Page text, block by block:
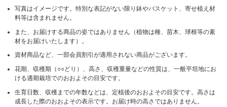
写真はイメージです。特別な表記がない限り鉢やバスケット、寄せ植え材
料等は含まれません。
また、お届けする商品の姿ではありません（植物は種、苗木、球根等の素
材をお届けいたします）。
資材商品など、一部会員割引が適用されない商品がございます。
花期、収穫期（○○どり）、高さ、収穫重量などの性質は、一般平坦地にお
ける適期栽培でのおおよその目安です。
生育日数、収穫までの年数などは、定植後のおおよその目安です。高さは
成長した際のおおよその表示です。お届け時の高さではありません。